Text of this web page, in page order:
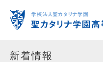
新着情報